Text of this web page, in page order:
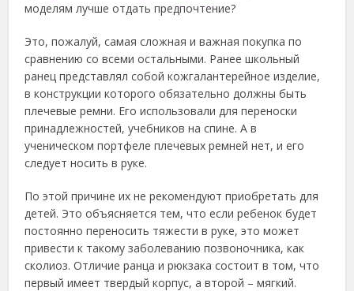
моделям лучше отдать предпочтение?
Это, пожалуй, самая сложная и важная покупка по
сравнению со всеми остальными. Ранее школьный
ранец представлял собой кожгалантерейное изделие,
в конструкции которого обязательно должны быть
плечевые ремни. Его использовали для переноски
принадлежностей, учебников на спине. А в
ученическом портфеле плечевых ремней нет, и его
следует носить в руке.
По этой причине их не рекомендуют приобретать для
детей. Это объясняется тем, что если ребенок будет
постоянно переносить тяжести в руке, это может
привести к такому заболеванию позвоночника, как
сколиоз. Отличие ранца и рюкзака состоит в том, что
первый имеет твердый корпус, а второй – мягкий.